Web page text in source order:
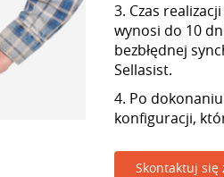
3. Czas
wynosi do 10
bezbłędnej
Sellasist.
4. Po
konfiguracji,
Skontaktuj się